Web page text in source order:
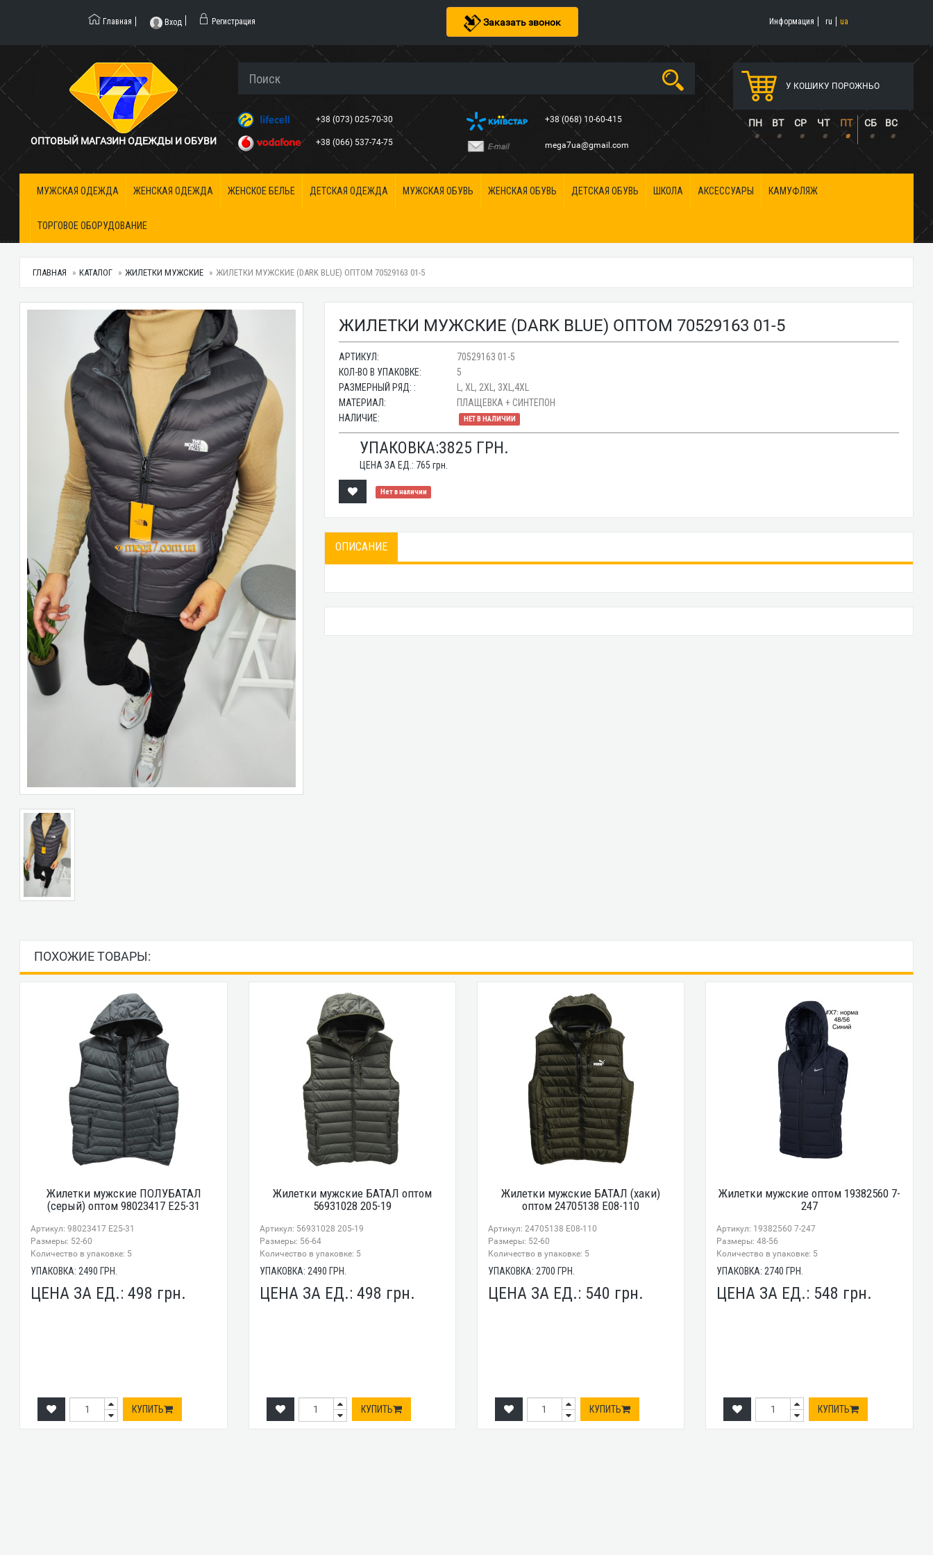
Заказать звонок
Главная Вход Регистрация Информация ru ua
ОПТОВЫЙ МАГАЗИН ОДЕЖДЫ И ОБУВИ
+38 (073) 025-70-30
+38 (066) 537-74-75
+38 (068) 10-60-415
E-mail mega7ua@gmail.com
У КОШИКУ ПОРОЖНЬО
ПН ВТ СР ЧТ ПТ СБ ВС
• • • • • • •
МУЖСКАЯ ОДЕЖДА ЖЕНСКАЯ ОДЕЖДА ЖЕНСКОЕ БЕЛЬЕ ДЕТСКАЯ ОДЕЖДА МУЖСКАЯ ОБУВЬ ЖЕНСКАЯ ОБУВЬ ДЕТСКАЯ ОБУВЬ ШКОЛА АКСЕССУАРЫ КАМУФЛЯЖ
ТОРГОВОЕ ОБОРУДОВАНИЕ
ГЛАВНАЯ КАТАЛОГ ЖИЛЕТКИ МУЖСКИЕ ЖИЛЕТКИ МУЖСКИЕ (DARK BLUE) ОПТОМ 70529163 01-5
ЖИЛЕТКИ МУЖСКИЕ (DARK BLUE) ОПТОМ 70529163 01-5
АРТИКУЛ:
70529163 01-5
КОЛ-ВО В УПАКОВКЕ:
5
РАЗМЕРНЫЙ РЯД: :
L, XL, 2XL, 3XL,4XL
МАТЕРИАЛ:
ПЛАЩЕВКА + СИНТЕПОН
НАЛИЧИЕ:
НЕТ В НАЛИЧИИ
УПАКОВКА:3825 ГРН.
ЦЕНА ЗА ЕД.: 765 грн.
Нет в наличии
ОПИСАНИЕ
ПОХОЖИЕ ТОВАРЫ:
Жилетки мужские ПОЛУБАТАЛ
(серый) оптом 98023417 E25-31
Артикул: 98023417 E25-31
Размеры: 52-60
Количество в упаковке: 5
УПАКОВКА: 2490 ГРН.
ЦЕНА ЗА ЕД.:498 грн.
КУПИТЬ
Жилетки мужские БАТАЛ оптом
56931028 205-19
Артикул: 56931028 205-19
Размеры: 56-64
Количество в упаковке: 5
УПАКОВКА: 2490 ГРН.
ЦЕНА ЗА ЕД.: 498 грн.
КУПИТЬ
Жилетки мужские БАТАЛ (хаки)
оптом 24705138 E08-110
Артикул: 24705138 E08-110
Размеры: 52-60
Количество в упаковке: 5
УПАКОВКА: 2700 ГРН.
ЦЕНА ЗА ЕД.: 540 грн.
КУПИТЬ
Жилетки мужские оптом 19382560 7-
247
Артикул: 19382560 7-247
Размеры: 48-56
Количество в упаковке: 5
УПАКОВКА: 2740 ГРН.
ЦЕНА ЗА ЕД.: 548 грн.
КУПИТЬ